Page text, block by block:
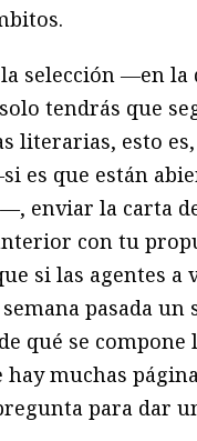
selección ―en
tendrás que
literarias, esto
es que están
enviar la carta
con tu
si las agentes a
pasada
qué se
muchas
para dar